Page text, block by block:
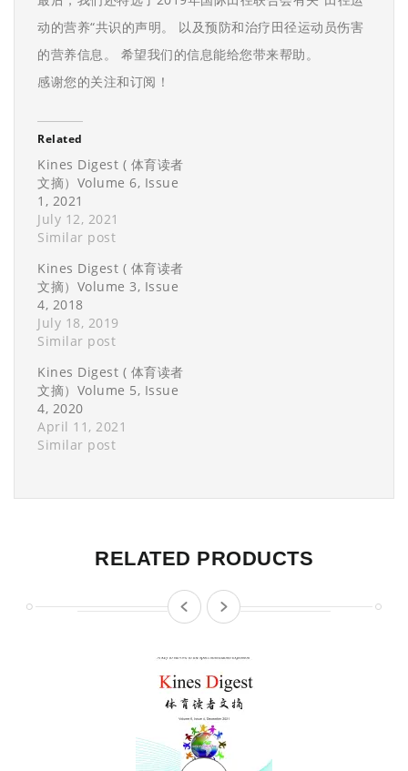
动的营养“共识的声明。 以及预防和治疗田径运动员伤害
的营养信息。 希望我们的信息能给您带来帮助。
感谢您的关注和订阅！
Related
Kines Digest ( 体育读者
文摘）Volume 6, Issue
1, 2021
July 12, 2021
Similar post
Kines Digest ( 体育读者
文摘）Volume 3, Issue
4, 2018
July 18, 2019
Similar post
Kines Digest ( 体育读者
文摘）Volume 5, Issue
4, 2020
April 11, 2021
Similar post
RELATED PRODUCTS
prev next